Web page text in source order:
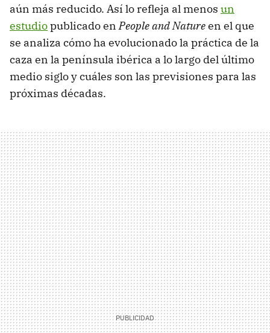
aún más reducido. Así lo refleja al menos un
estudiopublicado enPeople and Natureen el que
se analiza cómo ha evolucionado la práctica de la
caza en la península ibérica a lo largo del último
medio siglo y cuáles son las previsiones para las
próximas décadas.